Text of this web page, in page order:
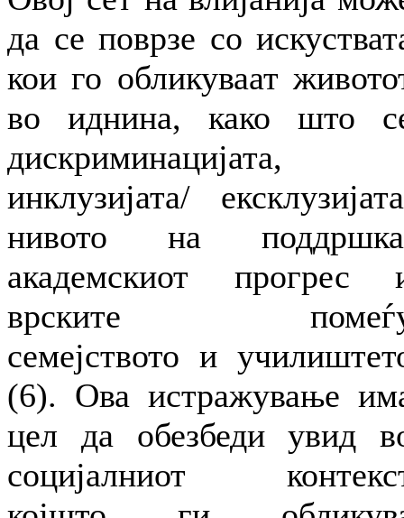
да се поврзе со
кои го обликуваат
во иднина, како што
дискриминацијата,
инклузијата/
нивото на
академскиот прогрес
врските
семејството и
(6). Ова истражување
цел да обезбеди увид
социјалниот